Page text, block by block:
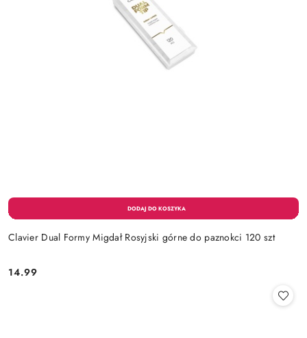
Clavier Dual Formy Migdał Rosyjski górne do paznokci 120 szt
Cena:
14.99